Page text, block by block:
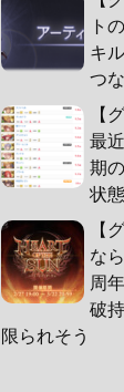
ト
キ
つ
【
最
期
状
【
な
周
破
限られそう